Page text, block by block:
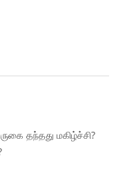
தந்தது மகிழ்ச்சி?